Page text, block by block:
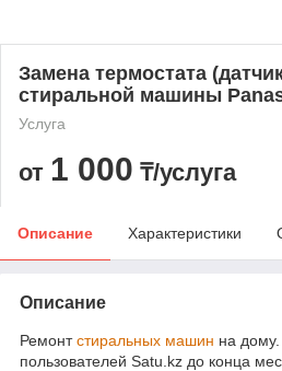
Замена термостата
стиральной машины
Услуга
от 1 000 ₸/услуга
Описание Характеристики
Описание
Ремонтстиральных машин на
пользователей Satu.kz до конца